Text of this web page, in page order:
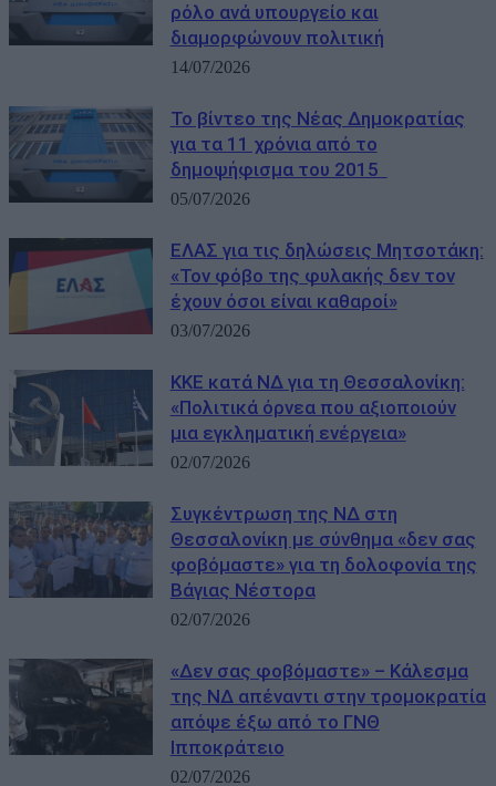
ρόλο ανά υπουργείο και
διαμορφώνουν πολιτική
14/07/2026
Το βίντεο της Νέας Δημοκρατίας
για τα 11 χρόνια από το
δημοψήφισμα του 2015
05/07/2026
ΕΛΑΣ για τις δηλώσεις Μητσοτάκη:
«Τον φόβο της φυλακής δεν τον
έχουν όσοι είναι καθαροί»
03/07/2026
ΚΚΕ κατά ΝΔ για τη Θεσσαλονίκη:
«Πολιτικά όρνεα που αξιοποιούν
μια εγκληματική ενέργεια»
02/07/2026
Συγκέντρωση της ΝΔ στη
Θεσσαλονίκη με σύνθημα «δεν σας
φοβόμαστε» για τη δολοφονία της
Βάγιας Νέστορα
02/07/2026
«Δεν σας φοβόμαστε» – Κάλεσμα
της ΝΔ απέναντι στην τρομοκρατία
απόψε έξω από το ΓΝΘ
Ιπποκράτειο
02/07/2026